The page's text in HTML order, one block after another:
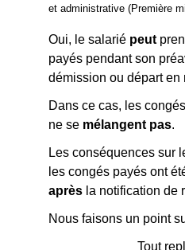
et administrative (Première
Oui, le salarié peut
payés pendant son
démission ou départ en
Dans ce cas, les
ne se mélangent pas.
Les conséquences sur
les congés payés ont
après la notification de
Nous faisons un point
Tout